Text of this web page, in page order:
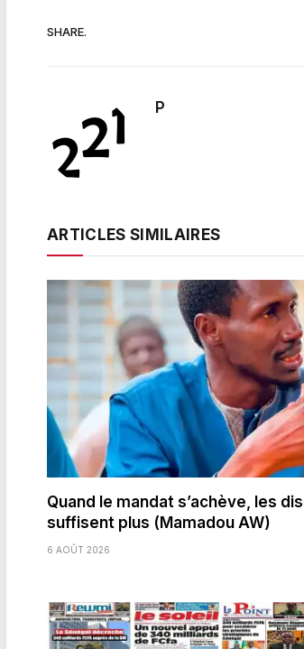
SHARE.
P
ARTICLES SIMILAIRES
Quand le mandat s’achève, les
suffisent plus (Mamadou AW)
6 AOÛT 2026